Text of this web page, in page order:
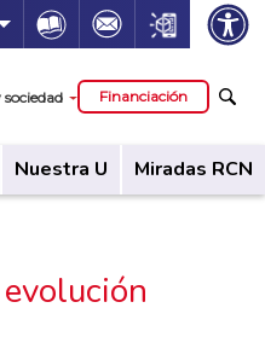
Icon Icon Icon
Financiación
Nuestra U Miradas RCN